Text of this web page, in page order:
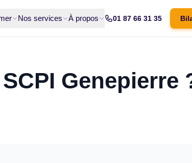
Nos services À propos 01 87 66 31 35
Genepierre